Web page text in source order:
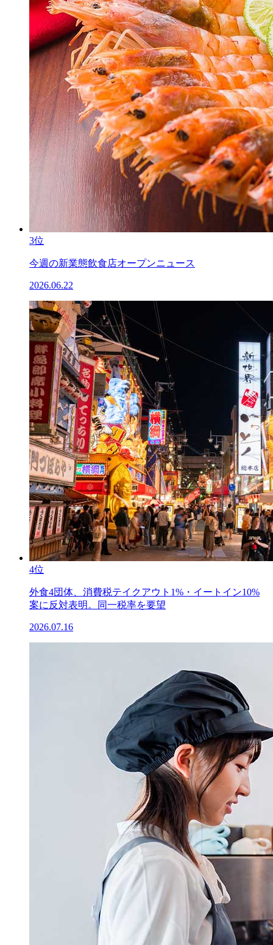
3位
今週の新業態飲食店オープンニュース
2026.06.22
4位
外食4団体、消費税テイクアウト1%・イートイン10%
案に反対表明。同一税率を要望
2026.07.16